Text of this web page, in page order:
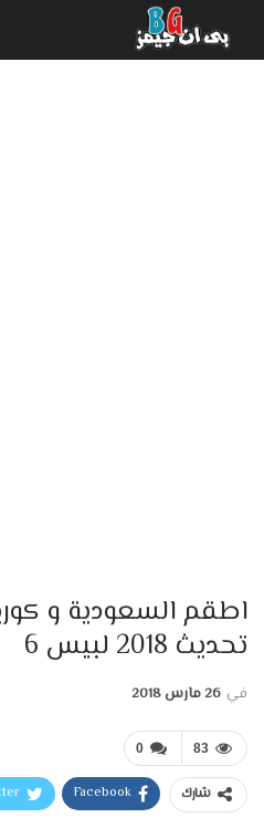
اطقم السعودية و
تحديث 2018 لبيس 6
في 26 مارس 2018
0 83
شارك Facebook